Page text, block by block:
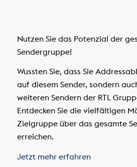
Nutzen Sie das Potenzial der
Sendergruppe!
Wussten Sie, dass Sie
auf diesem Sender, sondern
weiteren Sendern der RTL
Entdecken Sie die vielfältigen
Zielgruppe über das gesamte
erreichen.
Jetzt mehr erfahren